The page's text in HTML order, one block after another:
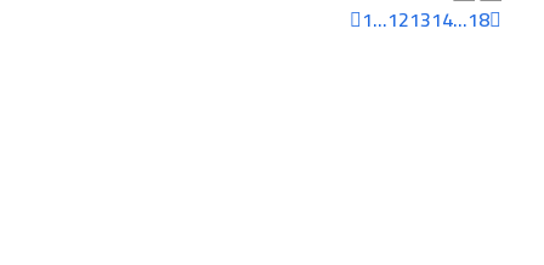
1...121314...18